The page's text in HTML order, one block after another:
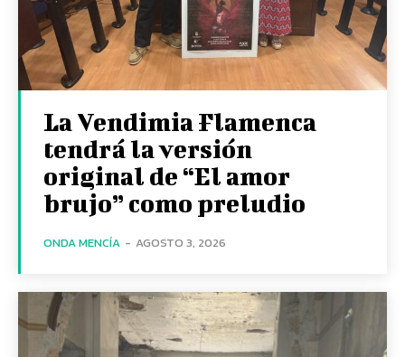
La Vendimia Flamenca
tendrá la versión
original de “El amor
brujo” como preludio
ONDA MENCÍA - AGOSTO 3, 2026